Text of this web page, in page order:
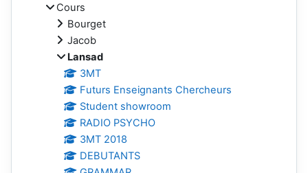
Cours
Bourget
Jacob
Lansad
3MT
Futurs Enseignants Chercheurs
Student showroom
RADIO PSYCHO
3MT 2018
DEBUTANTS